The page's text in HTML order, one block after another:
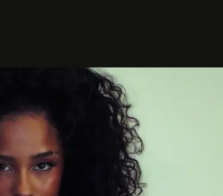
ontmoetingsplek en de
Dit zijn de nieuwe adressen
van lange lunches tot